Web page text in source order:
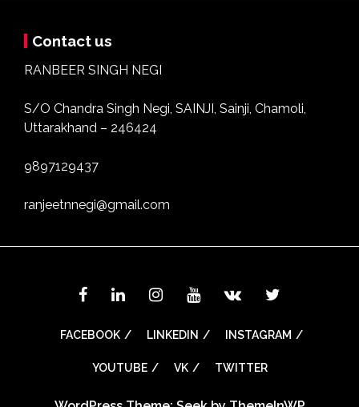
Contact us
RANBEER SINGH NEGI
S/O Chandra Singh Negi, SAINJI, Sainji, Chamoli,
Uttarakhand – 246424
9897129437
ranjeetnnegi@gmail.com
FACEBOOK LINKEDIN INSTAGRAM
YOUTUBE VK TWITTER